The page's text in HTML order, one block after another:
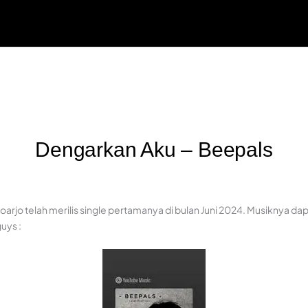
Dengarkan Aku – Beepals
telah merilis single pertamanya di bulan Juni 2024. Musiknya
: